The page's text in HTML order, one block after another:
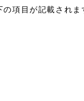
項目が記載されま